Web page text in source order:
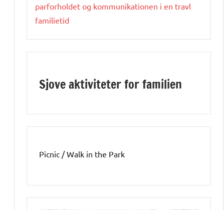
parforholdet og kommunikationen i en travl
familietid
Sjove aktiviteter for familien
Picnic / Walk in the Park